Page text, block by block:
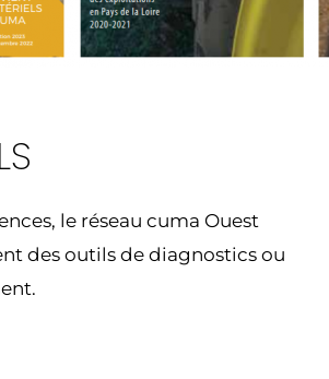
le réseau cuma Ouest
des outils de diagnostics ou